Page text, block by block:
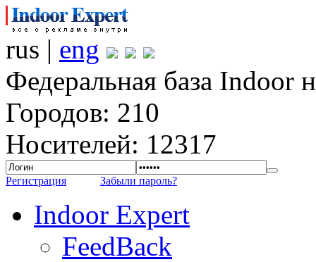
rus | eng
Федеральная база Indoor
Городов: 210
Носителей: 12317
Регистрация Забыли пароль?
Indoor Expert
FeedBack